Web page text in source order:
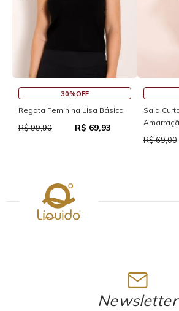
30%OFF
Regata Feminina Lisa Básica
R$ 99,90 R$ 69,93
Saia
R$ 69,00
Newsletter